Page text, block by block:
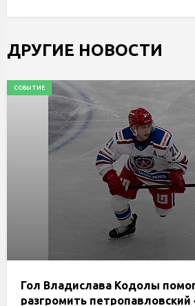
ДРУГИЕ НОВОСТИ
СОБЫТИЕ
Гол Владислава Кодолы
разгромить петропавловский